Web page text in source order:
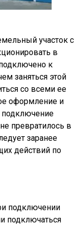
участок с
в
к
заняться этой
со всеми ее
оформление и
подключение
превратилось в
заранее
действий по
подключении
подключаться